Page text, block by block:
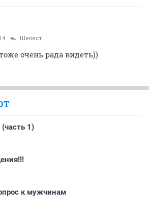
Шелест
очень рада видеть))
1)
к мужчинам